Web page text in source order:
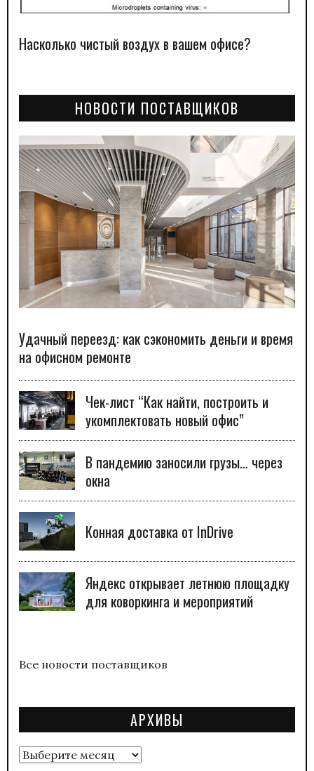
Насколько чистый воздух в вашем офисе?
НОВОСТИ ПОСТАВЩИКОВ
Удачный переезд: как сэкономить деньги и время
на офисном ремонте
Чек-лист “Как найти, построить и
укомплектовать новый офис”
В пандемию заносили грузы… через
окна
Конная доставка от InDrive
Яндекс открывает летнюю площадку
для коворкинга и мероприятий
Все новости поставщиков
АРХИВЫ
Архивы